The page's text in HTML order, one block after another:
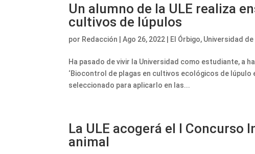
Un alumno de la ULE realiza
cultivos de lúpulos
por Redacción |Ago 26, 2022 | El Órbigo, Universidad de
Ha pasado de vivir la Universidad como estudiante, a
‘Biocontrol de plagas en cultivos ecológicos de lúpulo
seleccionado para aplicarlo en las...
La ULE acogerá el I Concurso
animal